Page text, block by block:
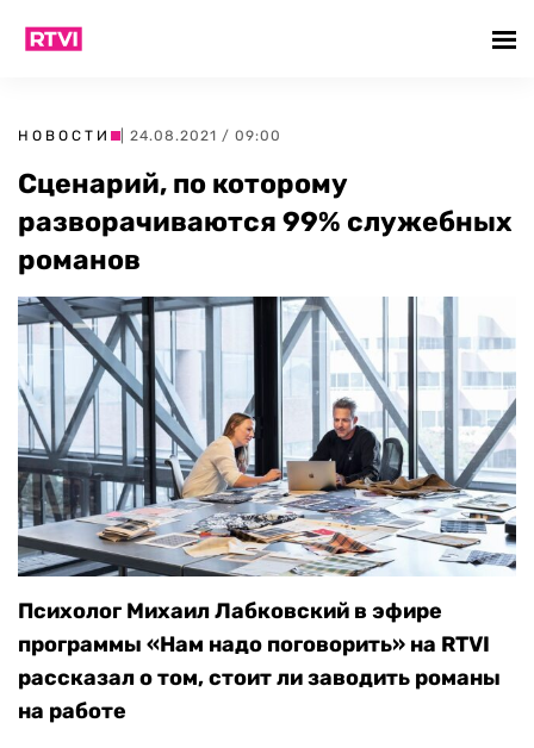
НОВОСТИ | 24.08.2021 / 09:00
Сценарий, по которому
разворачиваются 99% служебных
романов
Психолог Михаил Лабковский в эфире
программы «Нам надо поговорить» на RTVI
рассказал о том, стоит ли заводить романы
на работе